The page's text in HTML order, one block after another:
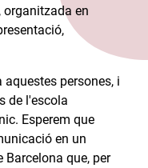
organitzada en
persones, i
de l'escola
Esperem que
en un
Barcelona que, per